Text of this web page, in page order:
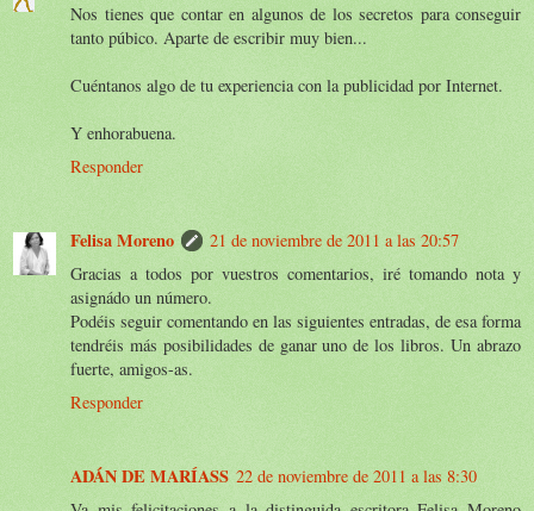
Nos tienes que contar en algunos de los secretos para conseguir
tanto púbico. Aparte de escribir muy bien...
Cuéntanos algo de tu experiencia con la publicidad por Internet.
Y enhorabuena.
Responder
Felisa Moreno
21 de noviembre de 2011 a las 20:57
Gracias a todos por vuestros comentarios, iré tomando nota y
asignádo un número.
Podéis seguir comentando en las siguientes entradas, de esa forma
tendréis más posibilidades de ganar uno de los libros. Un abrazo
fuerte, amigos-as.
Responder
ADÁN DE MARÍASS 22 de noviembre de 2011 a las 8:30